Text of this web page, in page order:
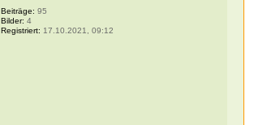
Beiträge: 95
Bilder: 4
Registriert: 17.10.2021, 09:12